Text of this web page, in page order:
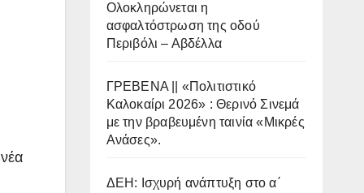
Ολοκληρώνεται η
ασφαλτόστρωση της οδού
Περιβόλι – Αβδέλλα
ΓΡΕΒΕΝΑ || «Πολιτιστικό
Καλοκαίρι 2026» : Θερινό Σινεμά
με την βραβευμένη ταινία «Μικρές
Ανάσες».
ΔΕΗ: Ισχυρή ανάπτυξη στο α΄